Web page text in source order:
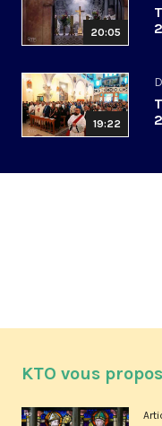
20:05
19:22
KTO vous